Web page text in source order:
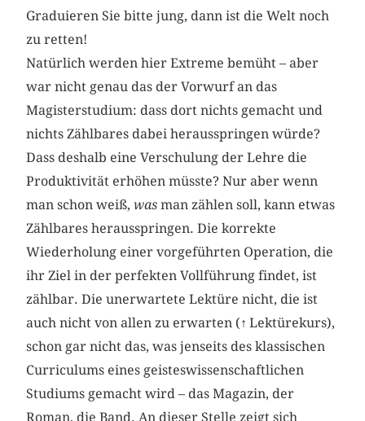
Graduieren Sie bitte jung, dann ist die Welt noch
zu retten!
Natürlich werden hier Extreme bemüht – aber
war nicht genau das der Vorwurf an das
Magisterstudium: dass dort nichts gemacht und
nichts Zählbares dabei herausspringen würde?
Dass deshalb eine Verschulung der Lehre die
Produktivität erhöhen müsste? Nur aber wenn
man schon weiß,was man zählen soll, kann etwas
Zählbares herausspringen. Die korrekte
Wiederholung einer vorgeführten Operation, die
ihr Ziel in der perfekten Vollführung findet, ist
zählbar. Die unerwartete Lektüre nicht, die ist
auch nicht von allen zu erwarten (↑Lektürekurs),
schon gar nicht das, was jenseits des klassischen
Curriculums eines geisteswissenschaftlichen
Studiums gemacht wird – das Magazin, der
Roman, die Band. An dieser Stelle zeigt sich